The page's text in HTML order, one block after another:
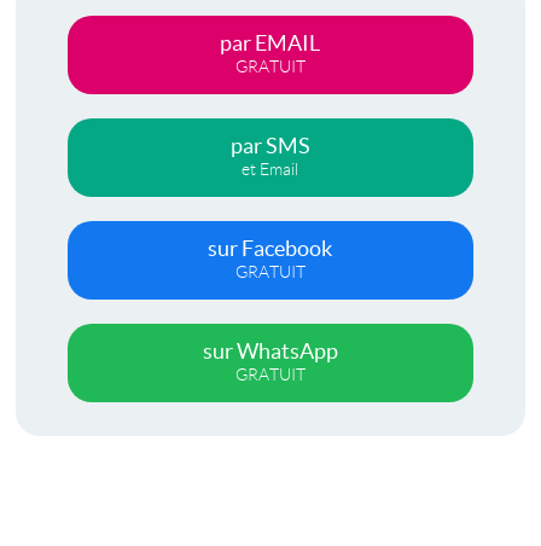
par EMAIL
GRATUIT
par SMS
et Email
sur Facebook
GRATUIT
sur WhatsApp
GRATUIT